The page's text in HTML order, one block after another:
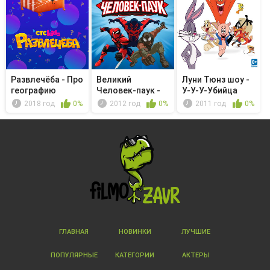
Развлечёба - Про
географию
2018 год 0%
Великий
Человек-паук -
Разоблачённый
2012 год 0%
Луни Тюнз шоу -
У-У-У-Убийца
2011 год 0%
ГЛАВНАЯ НОВИНКИ ЛУЧШИЕ
ПОПУЛЯРНЫЕ КАТЕГОРИИ АКТЕРЫ